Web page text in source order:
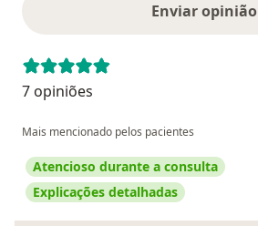
Enviar opinião
7 opiniões
Mais mencionado pelos pacientes
Atencioso durante a consulta
Explicações detalhadas